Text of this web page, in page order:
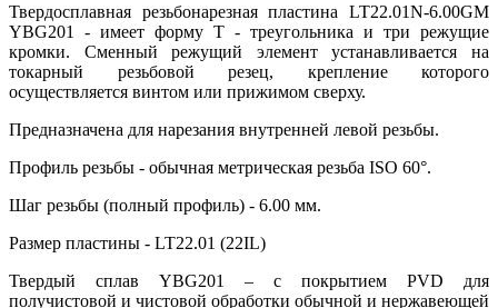
Твердосплавная резьбонарезная пластина LT22.01N-6.00GM
YBG201 - имеет форму T - треугольника и три режущие
кромки. Сменный режущий элемент устанавливается на
токарный резьбовой резец, крепление которого
осуществляется винтом или прижимом сверху.
Предназначена для нарезания внутренней левой резьбы.
Профиль резьбы - обычная метрическая резьба ISO 60°.
Шаг резьбы (полный профиль) - 6.00 мм.
Размер пластины - LT22.01 (22IL)
Твердый сплав YBG201 – с покрытием PVD для
получистовой и чистовой обработки обычной и нержавеющей